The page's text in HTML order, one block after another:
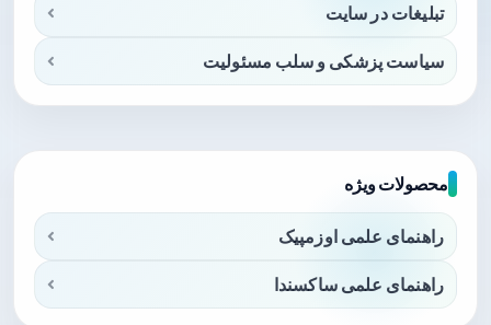
تبلیغات در سایت
سیاست پزشکی و سلب مسئولیت
محصولات ویژه
راهنمای علمی اوزمپیک
راهنمای علمی ساکسندا